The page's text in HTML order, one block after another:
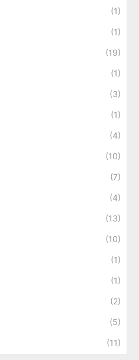
(1)
(1)
(19)
(1)
(3)
(1)
(4)
(10)
(7)
(4)
(13)
(10)
(1)
(1)
(2)
(5)
(11)